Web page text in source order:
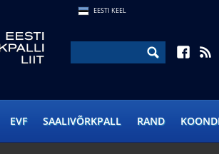
EESTI KEEL
EVF SAALIVÕRKPALL RAND